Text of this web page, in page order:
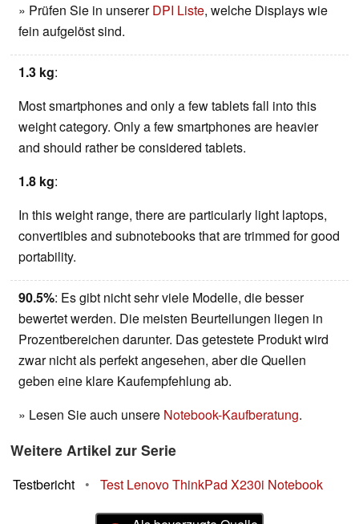
» Prüfen Sie in unsererDPI Liste, welche Displays wie
fein aufgelöst sind.
1.3 kg:
Most smartphones and only a few tablets fall into this
weight category. Only a few smartphones are heavier
and should rather be considered tablets.
1.8 kg:
In this weight range, there are particularly light laptops,
convertibles and subnotebooks that are trimmed for good
portability.
90.5%: Es gibt nicht sehr viele Modelle, die besser
bewertet werden. Die meisten Beurteilungen liegen in
Prozentbereichen darunter. Das getestete Produkt wird
zwar nicht als perfekt angesehen, aber die Quellen
geben eine klare Kaufempfehlung ab.
» Lesen Sie auch unsere Notebook-Kaufberatung.
Weitere Artikel zur Serie
Testbericht • Test Lenovo ThinkPad X230i Notebook